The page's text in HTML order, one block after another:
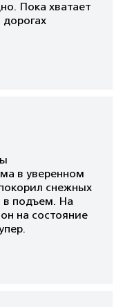
Пока хватает
в уверенном
снежных
в подъем. На
на состояние